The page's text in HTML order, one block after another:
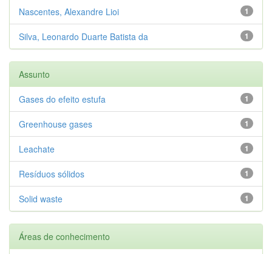
1
Nascentes, Alexandre Lioi
1
Silva, Leonardo Duarte Batista da
Assunto
1
Gases do efeito estufa
1
Greenhouse gases
1
Leachate
1
Resíduos sólidos
1
Solid waste
Áreas de conhecimento